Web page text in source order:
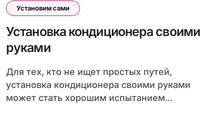
Установим сами
Установка кондиционера своими
руками
Для тех, кто не ищет простых путей,
установка кондиционера своими руками
может стать хорошим испытанием...